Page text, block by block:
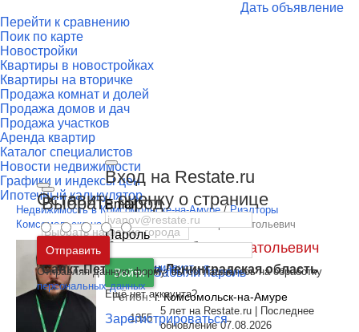
Дать объявление
Перейти к сравнению
Поик по карте
Новостройки
Квартиры в новостройках
Квартиры на вторичке
Продажа комнат и долей
Продажа домов и дач
Продажа участков
Аренда квартир
Каталог специалистов
Новости недвижимости
Графики и индексы цен
Ипотечный калькулятор
Выбрать город
Москва и
Московская область
Санкт-Петербург иЛенинградская область
Вход на Restate.ru
Email
Пароль
Войти Забыли пароль
Ещё нет аккаунта?
Зарегистрироваться
Недвижимость в Комсомольске-на-Амуре /Риэлторы
Комсомольска-на-Амуре /Василенко Игорь Анатольевич
Василенко Игорь Анатольевич
Этот специалист - я
Регион:г. Комсомольск-на-Амуре
1355
5 лет на Restate.ru | Последнее
обновление 07.08.2026
Оставить оценку о странице
Отправить
Отправляя данную форму, вы соглашаетесь на обработку
персональных данных